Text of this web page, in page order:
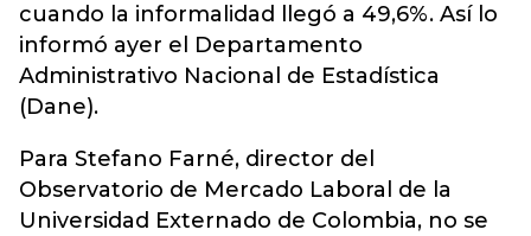
cuando la informalidad llegó a 49,6%. Así lo
informó ayer el Departamento
Administrativo Nacional de Estadística
(Dane).
Para Stefano Farné, director del
Observatorio de Mercado Laboral de la
Universidad Externado de Colombia, no se